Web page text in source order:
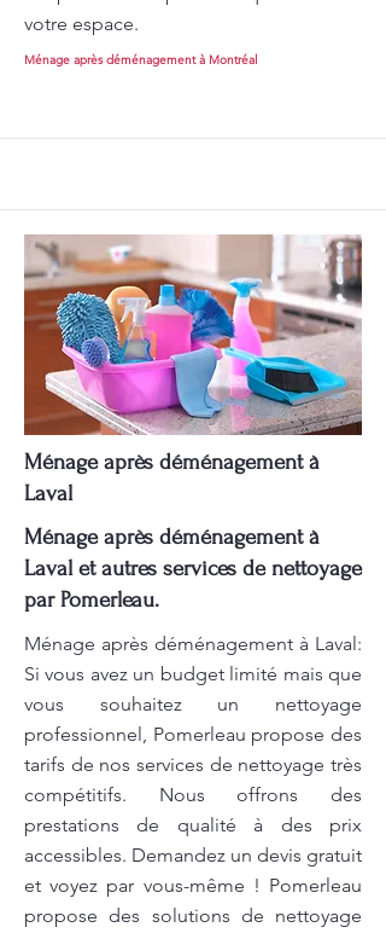
votre espace.
Ménage après déménagement à Montréal
Ménage après déménagement à
Laval
Ménage après déménagement à
Laval et autres services de nettoyage
par Pomerleau.
Ménage après déménagement à Laval:
Si vous avez un budget limité mais que
vous souhaitez un nettoyage
professionnel, Pomerleau propose des
tarifs de nos services de nettoyage très
compétitifs. Nous offrons des
prestations de qualité à des prix
accessibles. Demandez un devis gratuit
et voyez par vous-même ! Pomerleau
propose des solutions de nettoyage